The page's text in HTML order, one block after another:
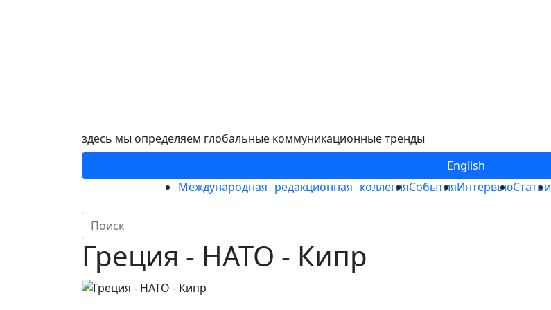
здесь мы определяем глобальные коммуникационные тренды
English
Международная редакционная коллегияСобытияИнтервьюСтатьи
Греция - НАТО - Кипр